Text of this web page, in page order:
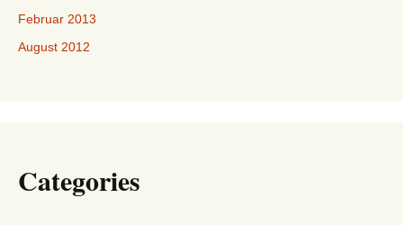
Februar 2013
August 2012
Categories